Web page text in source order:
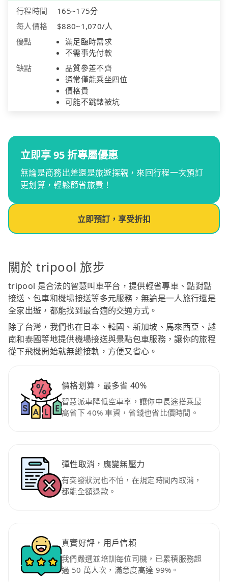
行程時間
165~175分
每人價格
$880~1,070/人
優點
滿足臨時需求
不需事先付款
缺點
品質參差不齊
通常僅能乘坐四位
價格貴
可能不跳錶被坑
立即享 95 折專屬優惠
無論是商務出差還是旅遊探親，來回行程一次預訂
更划算，輕鬆節省旅費！
立即預訂，享受折扣
關於 tripool 旅步
tripool 是合法的智慧叫車平台，提供輕省專車、點對點
接送、包車和機場接送等多元服務，無論是一人旅行還是
全家出遊，都能找到最合適的交通方式。
除了台灣，我們也在日本、韓國、新加坡、馬來西亞、越
南和泰國等地提供機場接送與景點包車服務，讓你的旅程
從下飛機開始就無縫接軌，方便又省心。
價格划算，最多省 40%
智慧派車降低空車率，讓你中長途搭乘最
高省下 40% 車資，省錢也省比價時間。
彈性取消，應變無壓力
有突發狀況也不怕，在規定時間內取消，
都能全額退款。
真實好評，用戶信賴
我們嚴選並培訓每位司機，已累積服務超
過 50 萬人次，滿意度高達 99%。